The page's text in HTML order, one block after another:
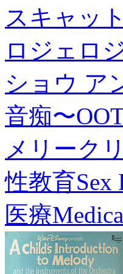
スキャッ
ロジェロ
ショウ ア
音痴〜
メリーク
性教育Sex
医療